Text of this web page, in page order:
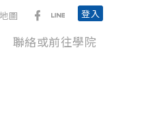
圖 前往勞動臺北臉書粉絲團
前往臺北市政府勞動局
登入
聯絡或前往學院